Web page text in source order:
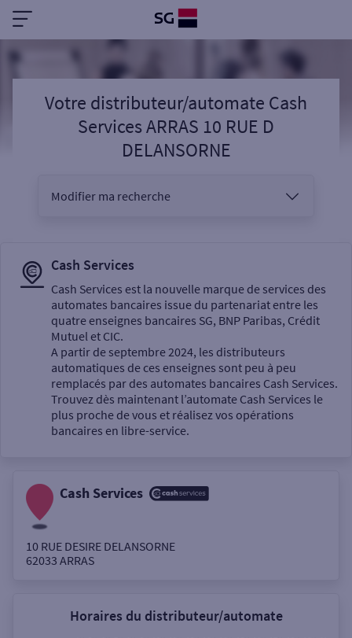
Votre distributeur/automate Cash
Services ARRAS 10 RUE D
DELANSORNE
Modifier ma recherche
Sélectionnez votre recherche
Un service
Autour de moi
Cash Services
Cash Services est la nouvelle marque de services des
automates bancaires issue du partenariat entre les
quatre enseignes bancaires SG, BNP Paribas, Crédit
Mutuel et CIC.
A partir de septembre 2024, les distributeurs
automatiques de ces enseignes sont peu à peu
remplacés par des automates bancaires Cash Services.
Trouvez dès maintenant l’automate Cash Services le
plus proche de vous et réalisez vos opérations
bancaires en libre-service.
Cash Services
10 RUE DESIRE DELANSORNE
62033 ARRAS
Horaires du distributeur/automate